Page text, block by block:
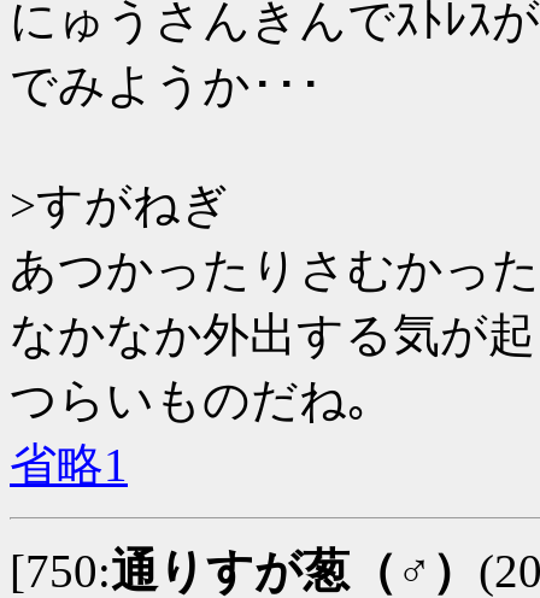
にゅうさんきんでｽﾄﾚｽ
でみようか･･･
>すがねぎ
あつかったりさむかっ
なかなか外出する気が
つらいものだね｡
省略1
[750:通りすが葱（♂）